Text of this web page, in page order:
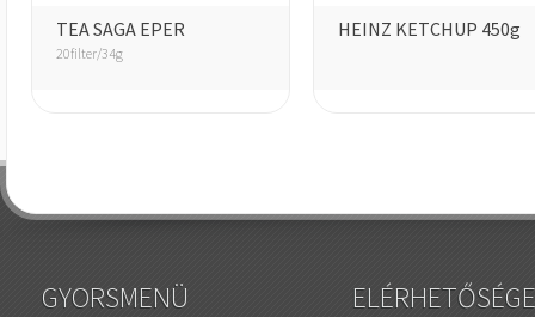
TEA SAGA EPER
20filter/34g
HEINZ KETCHUP 450g
GYORSMENÜ